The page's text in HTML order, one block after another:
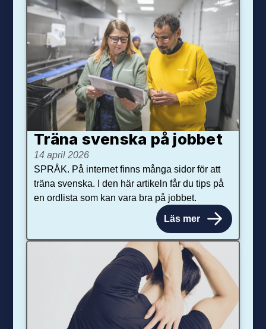
Träna svenska på jobbet
14 april 2026
SPRÅK. På internet finns många sidor för att
träna svenska. I den här artikeln får du tips på
en ordlista som kan vara bra på jobbet.
Läs mer